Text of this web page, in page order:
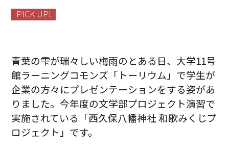
PICK UP!
青葉の雫が瑞々しい梅雨のとある日、大学11号
館ラーニングコモンズ「トーリウム」で学生が
企業の方々にプレゼンテーションをする姿があ
りました。今年度の文学部プロジェクト演習で
実施されている「西久保八幡神社 和歌みくじプ
ロジェクト」です。